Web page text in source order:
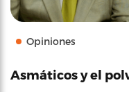
Opiniones
Asmáticos y el